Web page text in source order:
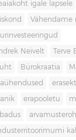
igale lapsele
Vähendame
Neivelt Terve
Bürokraatia
erapooletu